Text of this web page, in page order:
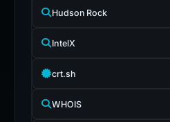
Hudson Rock
IntelX
crt.sh
WHOIS